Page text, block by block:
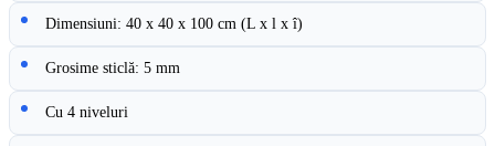
Dimensiuni: 40 x 40 x 100 cm (L x l x î)
Grosime sticlă: 5 mm
Cu 4 niveluri